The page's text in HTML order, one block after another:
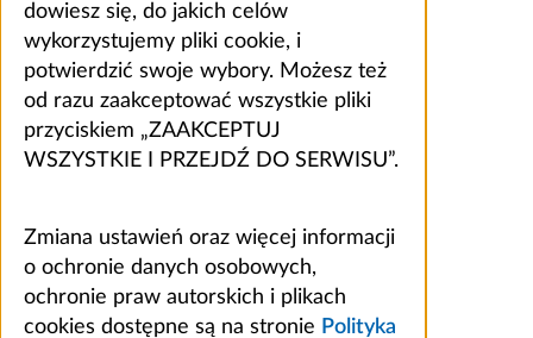
dowiesz się, do jakich celów
wykorzystujemy pliki cookie, i
potwierdzić swoje wybory. Możesz też
od razu zaakceptować wszystkie pliki
przyciskiem „ZAAKCEPTUJ
WSZYSTKIE I PRZEJDŹ DO SERWISU”.
Zmiana ustawień oraz więcej informacji
o ochronie danych osobowych,
ochronie praw autorskich i plikach
cookies dostępne są na stronie Polityka